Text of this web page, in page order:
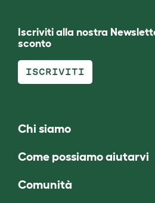
Iscriviti alla nostra
sconto
ISCRIVITI
Chi siamo
Come possiamo aiutarvi
Comunità